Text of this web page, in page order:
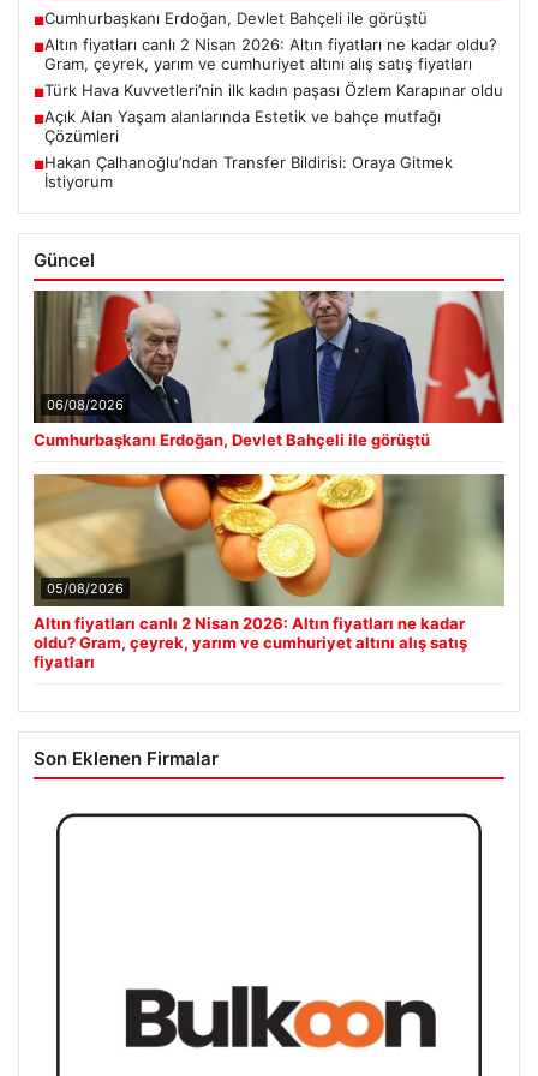
■Cumhurbaşkanı Erdoğan, Devlet Bahçeli ile görüştü
■Altın fiyatları canlı 2 Nisan 2026: Altın fiyatları ne kadar oldu?
Gram, çeyrek, yarım ve cumhuriyet altını alış satış fiyatları
■Türk Hava Kuvvetleri’nin ilk kadın paşası Özlem Karapınar oldu
■Açık Alan Yaşam alanlarında Estetik ve bahçe mutfağı
Çözümleri
■Hakan Çalhanoğlu’ndan Transfer Bildirisi: Oraya Gitmek
İstiyorum
Güncel
06/08/2026
Cumhurbaşkanı Erdoğan, Devlet Bahçeli ile görüştü
05/08/2026
Altın fiyatları canlı 2 Nisan 2026: Altın fiyatları ne kadar
oldu? Gram, çeyrek, yarım ve cumhuriyet altını alış satış
fiyatları
Son Eklenen Firmalar